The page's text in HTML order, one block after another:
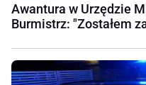
Awantura w Urzędzie
Burmistrz: "Zostałem